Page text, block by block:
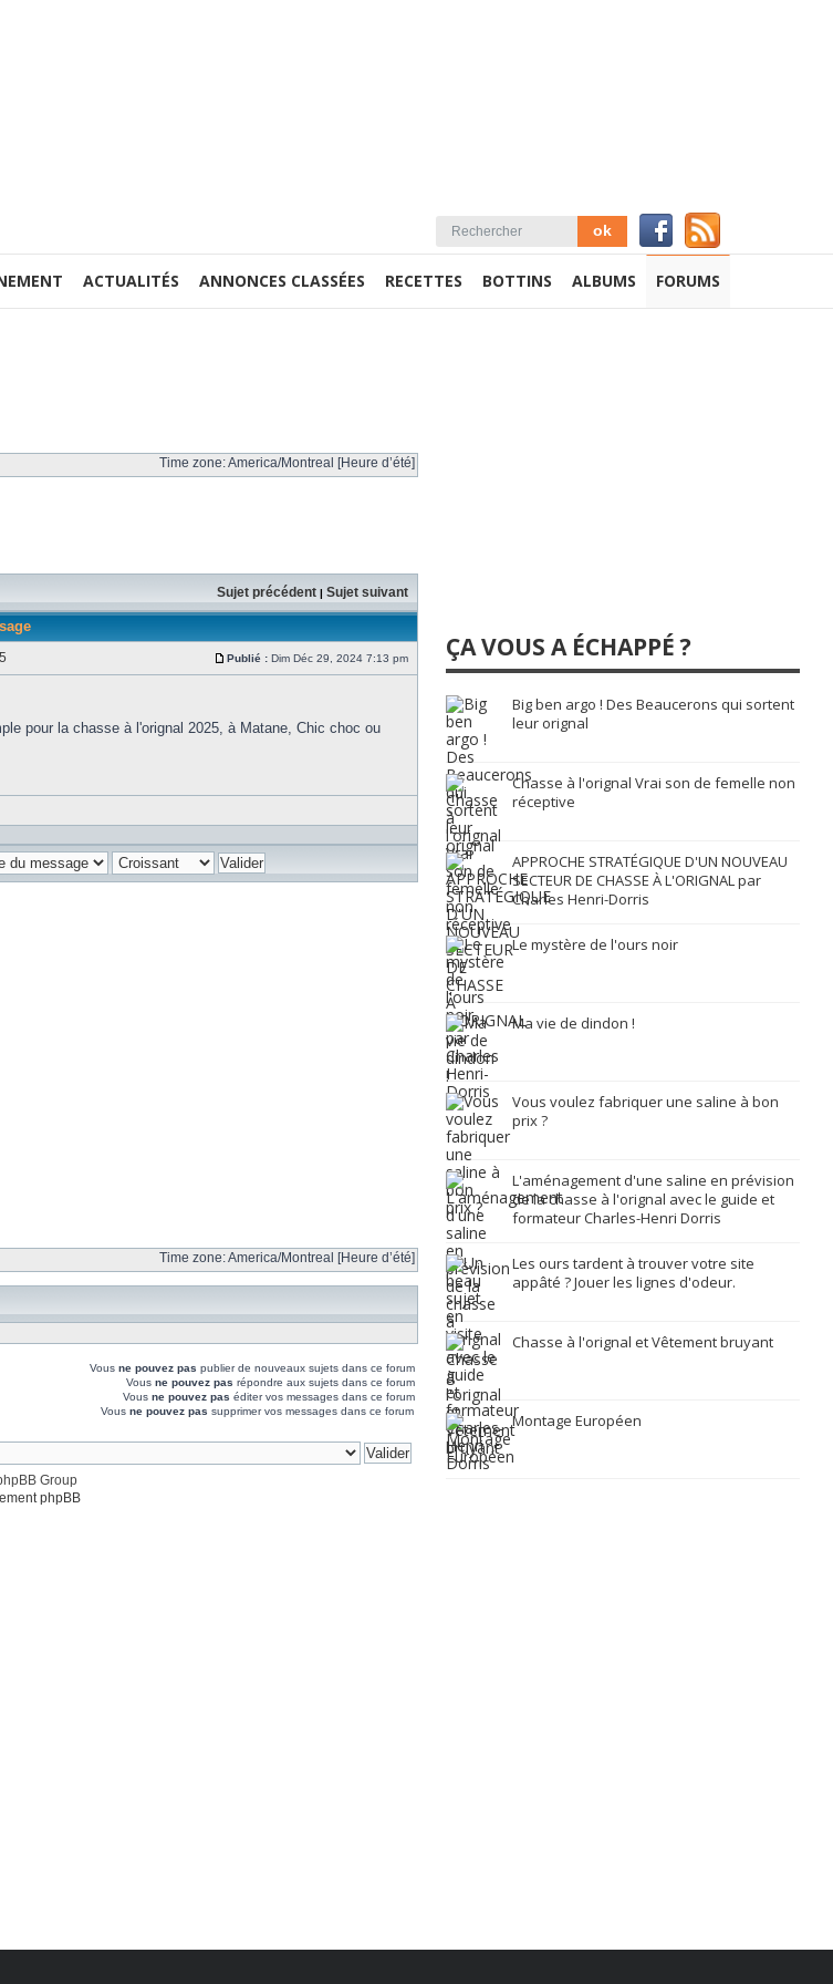
ACTUALITÉS ANNONCES CLASSÉES RECETTES BOTTINS ALBUMS FORUMS
Time zone: America/Montreal [Heure d’été]
Sujet précédent | Sujet suivant
Publié : Dim Déc 29, 2024 7:13 pm
pour la chasse à l'orignal 2025, à Matane, Chic choc ou
Time zone: America/Montreal [Heure d’été]
Vous ne pouvez pas publier de nouveaux sujets dans ce forum
Vous ne pouvez pas répondre aux sujets dans ce forum
Vous ne pouvez pas éditer vos messages dans ce forum
Vous ne pouvez pas supprimer vos messages dans ce forum
Group
phpBB
ÇA VOUS A ÉCHAPPÉ ?
Big ben argo ! Des Beaucerons qui sortent
leur orignal
Chasse à l'orignal Vrai son de femelle non
réceptive
APPROCHE STRATÉGIQUE D'UN NOUVEAU
SECTEUR DE CHASSE À L'ORIGNAL par
Charles Henri-Dorris
Le mystère de l'ours noir
Ma vie de dindon !
Vous voulez fabriquer une saline à bon
prix ?
L'aménagement d'une saline en prévision
de la chasse à l'orignal avec le guide et
formateur Charles-Henri Dorris
Les ours tardent à trouver votre site
appâté ? Jouer les lignes d'odeur.
Chasse à l'orignal et Vêtement bruyant
Montage Européen